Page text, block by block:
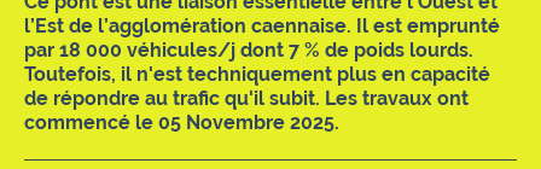
l’Est de l’agglomération caennaise. Il est emprunté
par 18 000 véhicules/j dont 7 % de poids lourds.
Toutefois, il n'est techniquement plus en capacité
de répondre au trafic qu'il subit. Les travaux ont
commencé le 05 Novembre 2025.